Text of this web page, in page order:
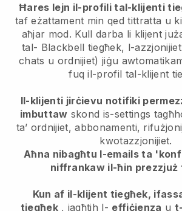
Ħares lejn il-profili tal-klijenti
taf eżattament min qed tittratta u
aħjar mod. Kull darba li klijent
tal- Blackbell tiegħek, l-
chats u ordnijiet) jiġu
fuq il-profil tal-klijent
Il-klijenti jirċievu notifiki
imbuttaw skond is-settings
ta’ ordnijiet, abbonamenti,
kwotazzjonijiet.
Aħna nibagħtu l-emails ta
niffrankaw il-ħin prezzjuż
Kun af il-klijent tiegħek,
tiegħek, jagħtih l- effiċjenza u